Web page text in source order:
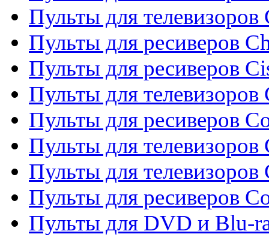
Пульты для телевизоров
Пульты для ресиверов
Пульты для ресиверов
Пульты для телевизоров
Пульты для ресиверов
Пульты для телевизоров
Пульты для телевизоров
Пульты для ресиверов
Пульты для DVD и Blu-